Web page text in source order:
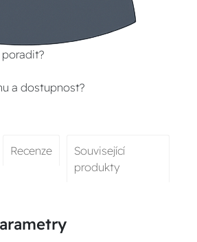
poradit?
a dostupnost?
Recenze
Související
produkty